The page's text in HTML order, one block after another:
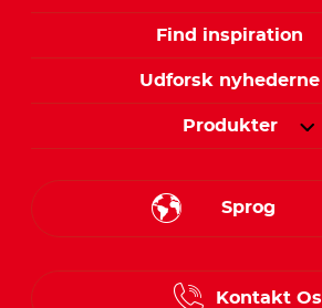
Find inspiration
Udforsk nyhederne
Produkter
Sprog
Kontakt Os